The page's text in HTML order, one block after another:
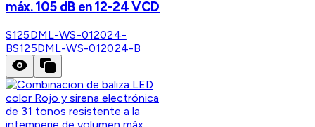
máx. 105 dB en 12-24 VCD
S125DML-WS-012024-
BS125DML-WS-012024-B